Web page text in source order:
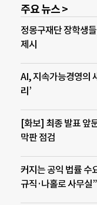
주요 뉴스 >
정몽구재단 장학생
제시
AI, 지속가능경영의
리’
[화보] 최종 발표 앞
막판 점검
커지는 공익 법률 수
규직·나홀로 사무실”